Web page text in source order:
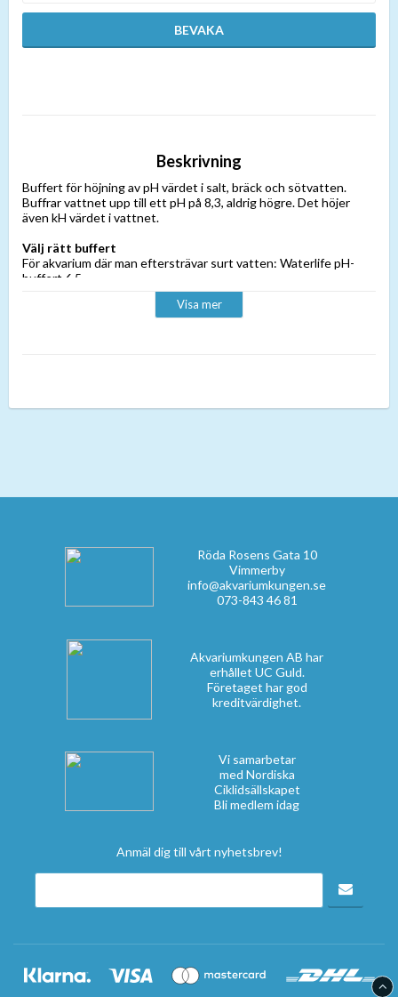
BEVAKA
Beskrivning
Buffert för höjning av pH värdet i salt, bräck och sötvatten.
Buffrar vattnet upp till ett pH på 8,3, aldrig högre. Det höjer
även kH värdet i vattnet.
Välj rätt buffert
För akvarium där man eftersträvar surt vatten: Waterlife pH-
buffert 6,5.
Sällskapsakvarium: Waterlife pH-buffert 7,2.
Malawi och Tanganyikaciklider: Waterlife pH-buffert 8,3.
Visa mer
Röda Rosens Gata 10
Vimmerby
info@akvariumkungen.se
073-843 46 81
Akvariumkungen AB har
erhållet UC Guld.
Företaget har god
kreditvärdighet.
Vi samarbetar
med Nordiska
Ciklidsällskapet
Bli medlem idag
Anmäl dig till vårt nyhetsbrev!